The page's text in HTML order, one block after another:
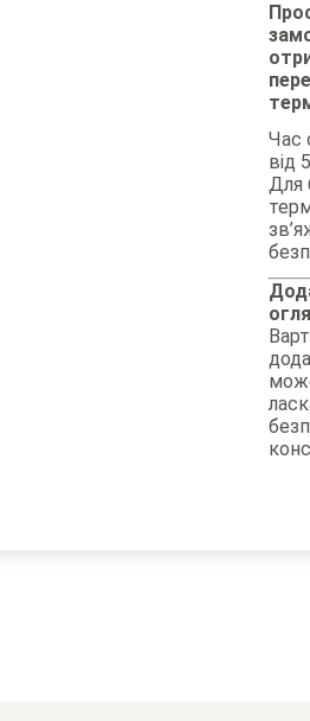
Час
від
Для